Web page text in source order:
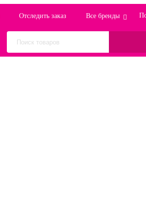
Отследить заказ Все бренды